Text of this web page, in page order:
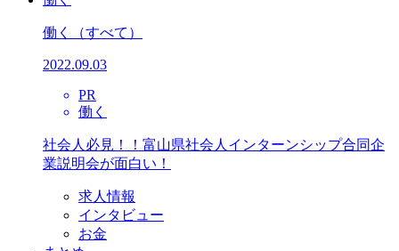
働く （すべて）
2022.09.03
PR
働く
社会人必見！！富山県社会人インターンシップ合同企
業説明会が面白い！
求人情報
インタビュー
お金